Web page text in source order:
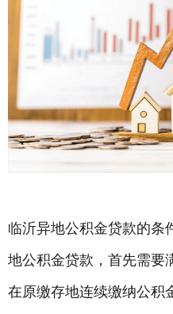
临沂异地公积金贷款的条
地公积金贷款，首先需要
在原缴存地连续缴纳公积